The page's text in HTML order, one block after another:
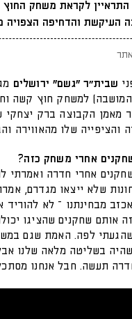
לקראת משחק החוץ
העיקשת והדחיפה הצפויה
שבית״ר "גשם" ירושלים
למשחק חוץ קשה
מאמן הקבוצה ברק יצחקי
והציפייה שלו מהאווירה
אחרי משחק כזה?
אחרי חדרה ואמרתי
שלא ייצאו מגדרם,
מבחינתנו – לא
אותם שחקנים שהציגו
לפה. האמת שגם
בשליטה מלאה שלנו
תעשה. חבל אנחנו